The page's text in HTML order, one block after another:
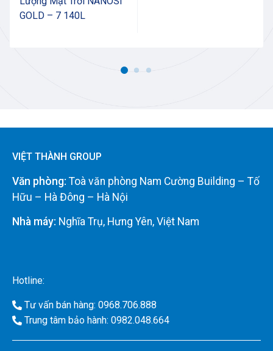
GOLD – 7 140L
VIỆT THÀNH GROUP
Văn phòng: Toà văn phòng Nam Cường Building – Tố
Hữu – Hà Đông – Hà Nội
Nhà máy: Nghĩa Trụ, Hưng Yên, Việt Nam
Hotline:
Tư vấn bán hàng: 0968.706.888
Trung tâm bảo hành: 0982.048.664